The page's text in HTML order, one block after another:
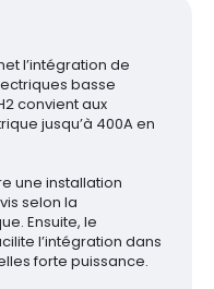
l’intégration de
basse
convient aux
jusqu’à 400A en
une installation
selon la
Ensuite, le
l’intégration dans
forte puissance.